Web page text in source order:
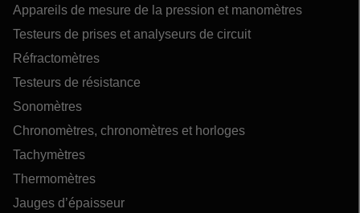
Appareils de mesure de la pression et manomètres
Testeurs de prises et analyseurs de circuit
Réfractomètres
Testeurs de résistance
Sonomètres
Chronomètres, chronomètres et horloges
Tachymètres
Thermomètres
Jauges d’épaisseur